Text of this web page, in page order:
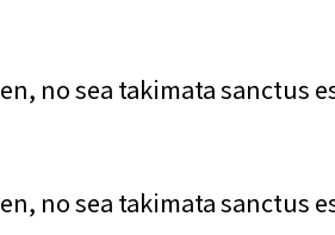
no sea takimata sanctus
no sea takimata sanctus